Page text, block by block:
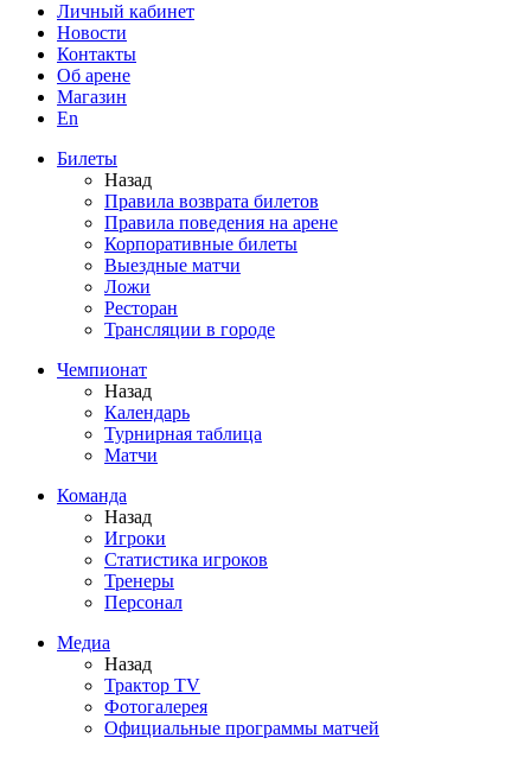
Личный кабинет
Новости
Контакты
Об арене
Магазин
En
Билеты
Назад
Правила возврата билетов
Правила поведения на арене
Корпоративные билеты
Выездные матчи
Ложи
Ресторан
Трансляции в городе
Чемпионат
Назад
Календарь
Турнирная таблица
Матчи
Команда
Назад
Игроки
Статистика игроков
Тренеры
Персонал
Медиа
Назад
Трактор TV
Фотогалерея
Официальные программы матчей